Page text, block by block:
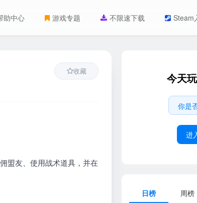
助中心 游戏专题 不限速下载 Steam
收藏
盟友、使用战术道具，并在
今天
你是
进
日榜 周榜